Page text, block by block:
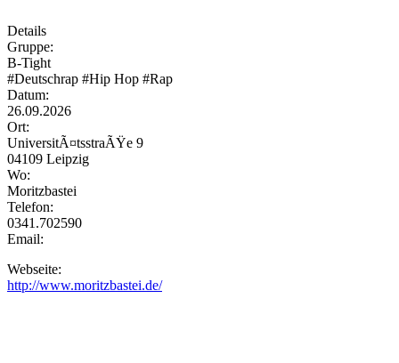
Details
Gruppe:
B-Tight
#Deutschrap #Hip Hop #Rap
Datum:
26.09.2026
Ort:
UniversitÃ¤tsstraÃŸe 9
04109 Leipzig
Wo:
Moritzbastei
Telefon:
0341.702590
Email:
Webseite:
http://www.moritzbastei.de/